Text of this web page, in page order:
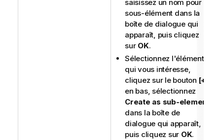
saisissez un nom pour le
sous-élément dans la
boîte de dialogue qui
apparaît, puis cliquez
sur OK.
Sélectionnez l'élément
qui vous intéresse,
cliquez sur le bouton [+]
en bas, sélectionnez
Create as sub-element
dans la boîte de
dialogue qui apparaît,
puis cliquez sur OK.